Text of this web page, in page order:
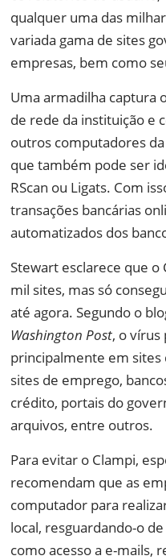
qualquer uma das
variada gama de sites
empresas, bem como
Uma armadilha captura
de rede da instituição e
outros computadores
que também pode ser
RScan ou Ligats. Com
transações bancárias
automatizados dos
Stewart esclarece que o
mil sites, mas só
até agora. Segundo o
Washington Post, o
principalmente em sites
sites de emprego,
crédito, portais do
arquivos, entre outros.
Para evitar o Clampi,
recomendam que as
computador para
local, resguardando-o
como acesso a e-mails,